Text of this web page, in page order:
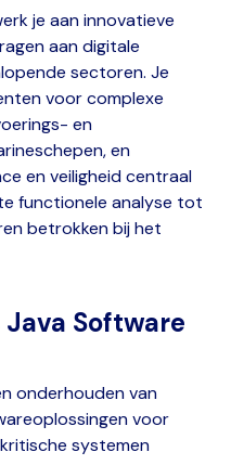
je aan innovatieve
aan digitale
sectoren. Je
voor complexe
en
en
en veiligheid centraal
functionele analyse tot
betrokken bij het
Software
onderhouden van
voor
systemen